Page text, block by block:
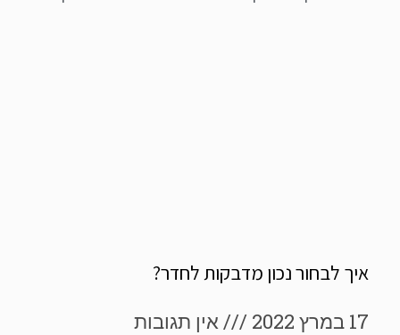
איך לבחור נכון מדבקות לחדר?
17 במרץ 2022 אין תגובות